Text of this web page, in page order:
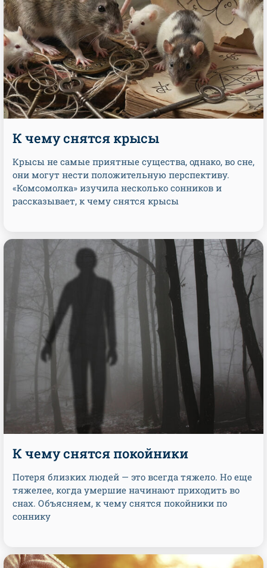
К чему снятся крысы
Крысы не самые приятные существа, однако, во сне,
они могут нести положительную перспективу.
«Комсомолка» изучила несколько сонников и
рассказывает, к чему снятся крысы
К чему снятся покойники
Потеря близких людей — это всегда тяжело. Но еще
тяжелее, когда умершие начинают приходить во
снах. Объясняем, к чему снятся покойники по
соннику